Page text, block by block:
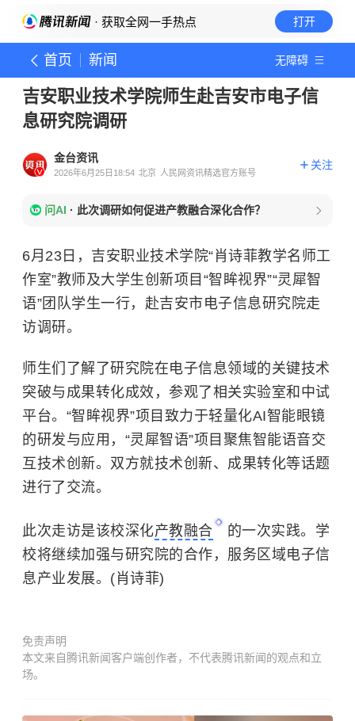
· 获取全网一手热点 打开
首页 新闻 无障碍
吉安职业技术学院师生赴吉安市电子信
息研究院调研
金台资讯
2026年6月25日18:54 北京 人民网资讯精选官方账号
关注
问AI · 此次调研如何促进产教融合深化合作？
6月23日，吉安职业技术学院“肖诗菲教学名师工
作室”教师及大学生创新项目“智眸视界”“灵犀智
语”团队学生一行，赴吉安市电子信息研究院走
访调研。
师生们了解了研究院在电子信息领域的关键技术
突破与成果转化成效，参观了相关实验室和中试
平台。“智眸视界”项目致力于轻量化AI智能眼镜
的研发与应用，“灵犀智语”项目聚焦智能语音交
互技术创新。双方就技术创新、成果转化等话题
进行了交流。
此次走访是该校深化产教融合
的一次实践。学
校将继续加强与研究院的合作，服务区域电子信
息产业发展。(肖诗菲)
免责声明
本文来自腾讯新闻客户端创作者，不代表腾讯新闻的观点和立
场。